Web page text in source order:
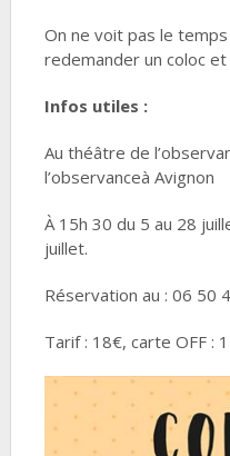
On ne voit pas le
redemander un coloc
Infos utiles :
Au théâtre de
l’observanceà Avignon
À 15h 30 du 5 au 28
juillet.
Réservation au : 06 50
Tarif : 18€, carte OFF :